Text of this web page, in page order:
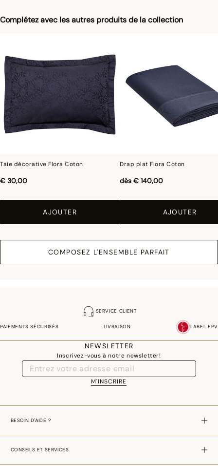
Complétez avec les autres produits de la collection
Taie décorative Flora Coton
€ 30,00
AJOUTER
Drap plat Flora Coton
dès € 140,00
AJOUTER
COMPOSEZ L'ENSEMBLE PARFAIT
SERVICE CLIENT
PAIEMENTS SÉCURISÉS LIVRAISON LABEL EPV
NEWSLETTER
Inscrivez-vous à notre newsletter!
M'INSCRIRE
BESOIN D'AIDE ?
CONSEILS ET SERVICES